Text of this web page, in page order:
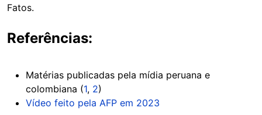
Fatos.
Referências:
Matérias publicadas pela mídia peruana e
colombiana (1, 2)
Vídeo feito pela AFP em 2023